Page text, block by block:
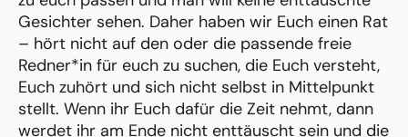
Gesichter sehen. Daher haben wir Euch einen Rat
– hört nicht auf den oder die passende freie
Redner*in für euch zu suchen, die Euch versteht,
Euch zuhört und sich nicht selbst in Mittelpunkt
stellt. Wenn ihr Euch dafür die Zeit nehmt, dann
werdet ihr am Ende nicht enttäuscht sein und die